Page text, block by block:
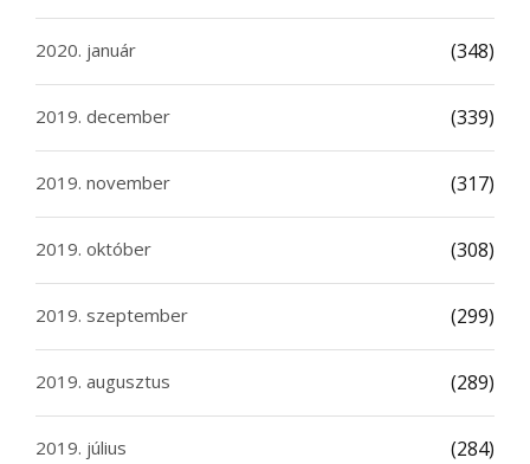
2020. január (348)
2019. december (339)
2019. november (317)
2019. október (308)
2019. szeptember (299)
2019. augusztus (289)
2019. július (284)